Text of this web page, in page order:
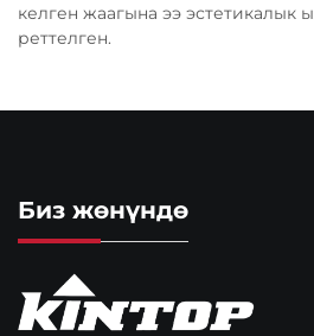
келген жаагына ээ эстетикалык
реттелген.
Биз жөнүндө